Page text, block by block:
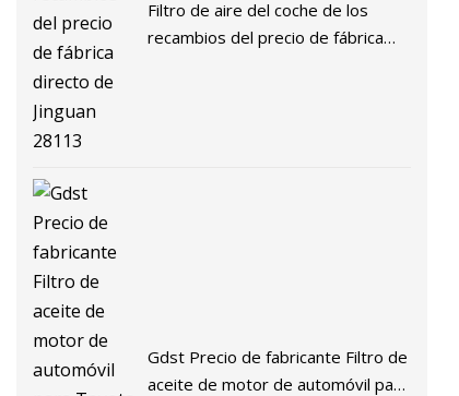
Filtro de aire del coche de los
recambios del precio de fábrica
Gdst Precio de fabricante Filtro de
aceite de motor de automóvil para